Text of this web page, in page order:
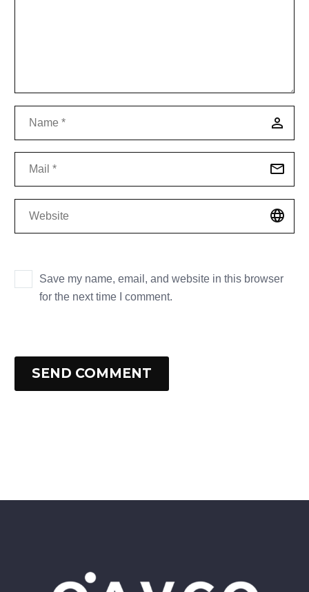
Save my name, email, and website in this browser
for the next time I comment.
SEND COMMENT